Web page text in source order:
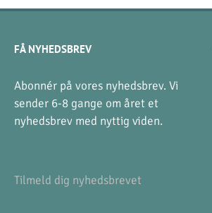
FÅ NYHEDSBREV
Abonnér på vores nyhedsbrev. Vi
sender 6-8 gange om året et
nyhedsbrev med nyttig viden.
Tilmeld dig nyhedsbrevet